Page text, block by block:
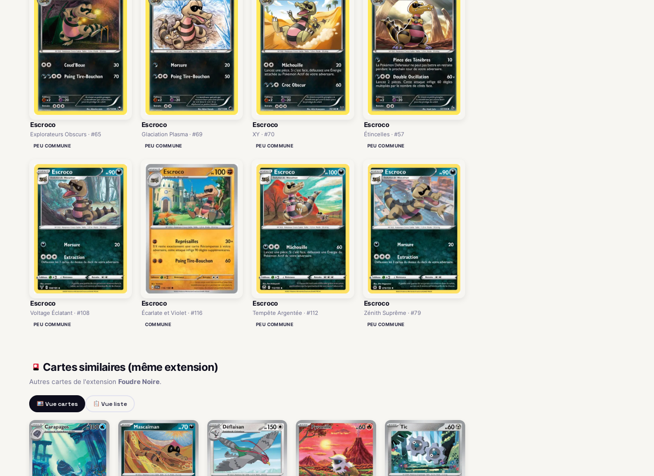
Escroco
Explorateurs Obscurs · #65
PEU COMMUNE
Escroco
Glaciation Plasma · #69
PEU COMMUNE
Escroco
XY · #70
PEU COMMUNE
Escroco
Étincelles · #57
PEU COMMUNE
Escroco
Voltage Éclatant · #108
PEU COMMUNE
Escroco
Écarlate et Violet · #116
COMMUNE
Escroco
Tempête Argentée · #112
PEU COMMUNE
Escroco
Zénith Suprême · #79
PEU COMMUNE
Cartes similaires (même extension)
Autres cartes de l'extension Foudre Noire.
Vue cartes Vue liste